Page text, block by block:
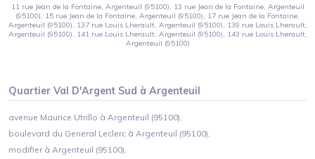
11 rue Jean de la Fontaine, Argenteuil (95100), 13 rue Jean de la Fontaine, Argenteuil
(95100), 15 rue Jean de la Fontaine, Argenteuil (95100), 17 rue Jean de la Fontaine,
Argenteuil (95100), 137 rue Louis Lherault, Argenteuil (95100), 139 rue Louis Lherault,
Argenteuil (95100), 141 rue Louis Lherault, Argenteuil (95100), 143 rue Louis Lherault,
Argenteuil (95100)
QuartierVal D'Argent Sud àArgenteuil
avenue Maurice Utrillo à Argenteuil (95100),
boulevard du General Leclerc à Argenteuil (95100),
modifier à Argenteuil (95100),